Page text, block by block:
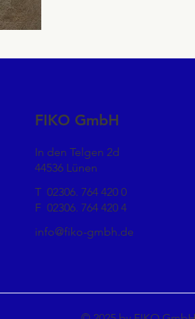
FIKO GmbH
In den Telgen 2d
44536 Lünen
T 02306. 764 420 0
F 02306. 764 420 4
info@fiko-gmbh.de